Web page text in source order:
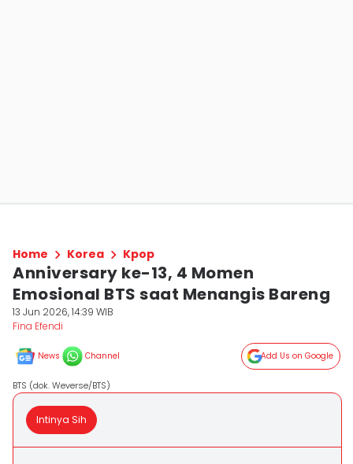
Home Korea Kpop
Anniversary ke-13, 4 Momen
Emosional BTS saat Menangis Bareng
13 Jun 2026, 14:39 WIB
Fina Efendi
News Channel Add Us on Google
BTS (dok. Weverse/BTS)
Intinya Sih